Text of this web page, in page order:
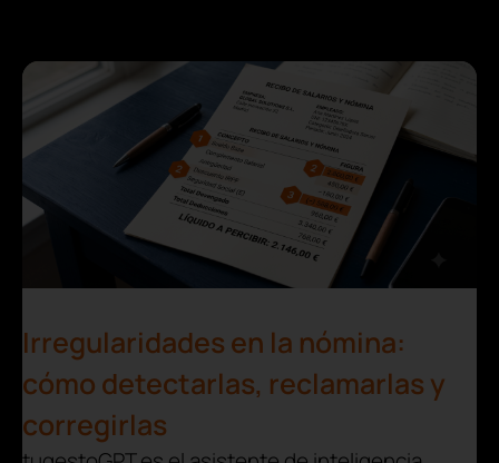
Irregularidades en la nómina:
cómo detectarlas, reclamarlas y
corregirlas